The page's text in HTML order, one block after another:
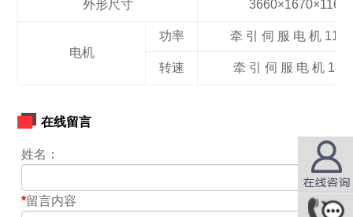
外形尺寸 3660×1670×1160
电机
功率 牵 引 伺 服 电 机 11/
转速 牵 引 伺 服 电 机
在线留言
姓名：
*留言内容
在线咨询